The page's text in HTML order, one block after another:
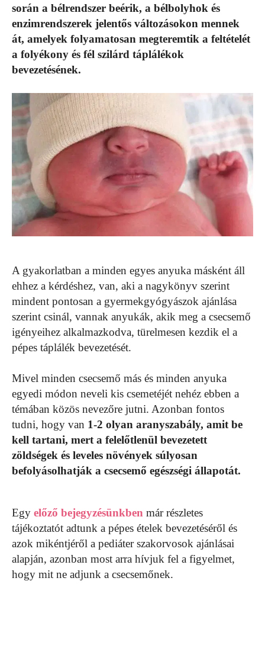
során a bélrendszer beérik, a bélbolyhok és
enzimrendszerek jelentős változásokon mennek
át, amelyek folyamatosan megteremtik a feltételét
a folyékony és fél szilárd táplálékok
bevezetésének.
A gyakorlatban a minden egyes anyuka másként áll
ehhez a kérdéshez, van, aki a nagykönyv szerint
mindent pontosan a gyermekgyógyászok ajánlása
szerint csinál, vannak anyukák, akik meg a csecsemő
igényeihez alkalmazkodva, türelmesen kezdik el a
pépes táplálék bevezetését.
Mivel minden csecsemő más és minden anyuka
egyedi módon neveli kis csemetéjét nehéz ebben a
témában közös nevezőre jutni. Azonban fontos
tudni, hogy van 1-2 olyan aranyszabály, amit be
kell tartani, mert a felelőtlenül bevezetett
zöldségek és leveles növények súlyosan
befolyásolhatják a csecsemő egészségi állapotát.
Egy előző bejegyzésünkben már részletes
tájékoztatót adtunk a pépes ételek bevezetéséről és
azok mikéntjéről a pediáter szakorvosok ajánlásai
alapján, azonban most arra hívjuk fel a figyelmet,
hogy mit ne adjunk a csecsemőnek.